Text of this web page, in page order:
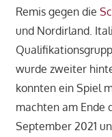
Remis gegen die
und Nordirland.
wurde zweiter
konnten ein Spiel
machten am Ende
September 2021